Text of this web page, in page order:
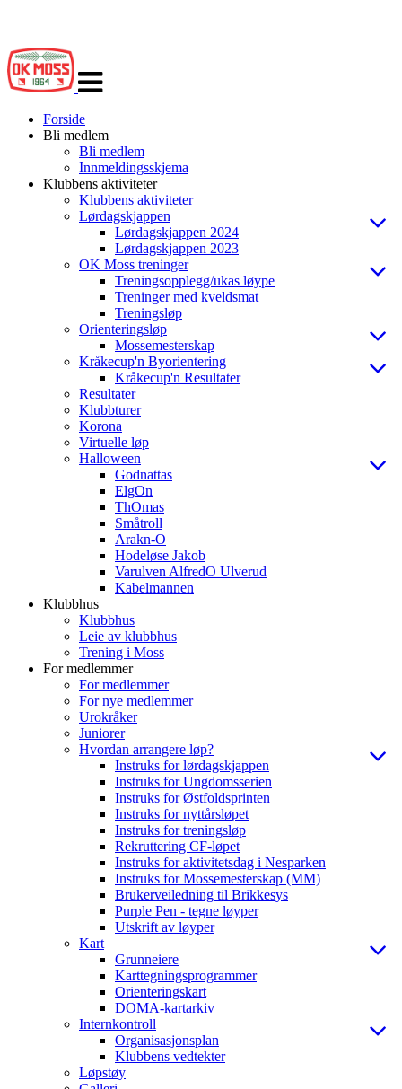
navigasjon
Forside
Bli medlem
Bli medlem
Innmeldingsskjema
Klubbens aktiviteter
Klubbens aktiviteter
Lørdagskjappen
Lørdagskjappen 2024
Lørdagskjappen 2023
OK Moss treninger
Treningsopplegg/ukas løype
Treninger med kveldsmat
Treningsløp
Orienteringsløp
Mossemesterskap
Kråkecup'n Byorientering
Kråkecup'n Resultater
Resultater
Klubbturer
Korona
Virtuelle løp
Halloween
Godnattas
ElgOn
ThOmas
Småtroll
Arakn-O
Hodeløse Jakob
Varulven AlfredO Ulverud
Kabelmannen
Klubbhus
Klubbhus
Leie av klubbhus
Trening i Moss
For medlemmer
For medlemmer
For nye medlemmer
Urokråker
Juniorer
Hvordan arrangere løp?
Instruks for lørdagskjappen
Instruks for Ungdomsserien
Instruks for Østfoldsprinten
Instruks for nyttårsløpet
Instruks for treningsløp
Rekruttering CF-løpet
Instruks for aktivitetsdag i Nesparken
Instruks for Mossemesterskap (MM)
Brukerveiledning til Brikkesys
Purple Pen - tegne løyper
Utskrift av løyper
Kart
Grunneiere
Karttegningsprogrammer
Orienteringskart
DOMA-kartarkiv
Internkontroll
Organisasjonsplan
Klubbens vedtekter
Løpstøy